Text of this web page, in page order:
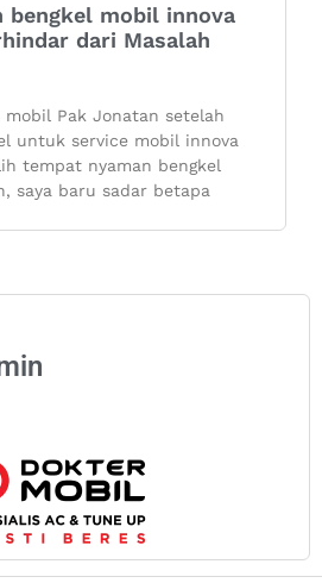
bengkel mobil innova
dari Masalah
Pak Jonatan setelah
untuk service mobil innova
tempat nyaman bengkel
saya baru sadar betapa